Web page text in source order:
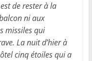
de rester à la
ni aux
missiles qui
La nuit d’hier à
cinq étoiles qui a